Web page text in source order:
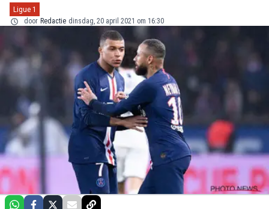
Ligue 1
door Redactie dinsdag, 20 april 2021 om 16:30